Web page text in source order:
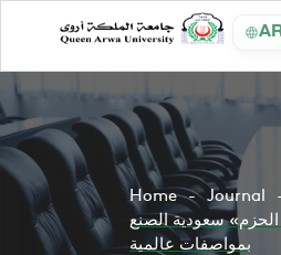
Home
Journal
سعودية الصنع
بمواصفات عالمية